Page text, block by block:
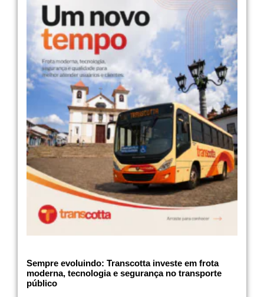
Sempre evoluindo: Transcotta investe em frota
moderna, tecnologia e segurança no transporte
público